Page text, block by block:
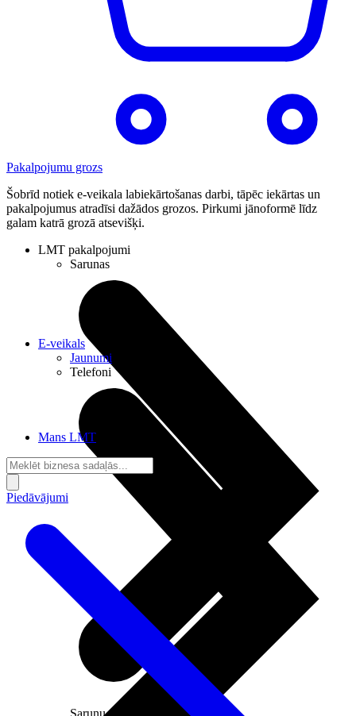
Pakalpojumu grozs
Šobrīd notiek e-veikala labiekārtošanas darbi, tāpēc iekārtas un
pakalpojumus atradīsi dažādos grozos. Pirkumi jānoformē līdz
galam katrā grozā atsevišķi.
LMT pakalpojumi
Sarunas
Sarunu pieslēgumi
E-veikals
Jaunumi
Telefoni
Mans LMT
Piedāvājumi